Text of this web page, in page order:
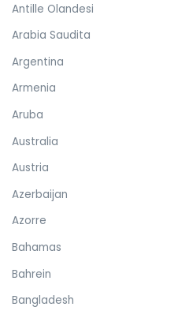
Antille Olandesi
Arabia Saudita
Argentina
Armenia
Aruba
Australia
Austria
Azerbaijan
Azorre
Bahamas
Bahrein
Bangladesh